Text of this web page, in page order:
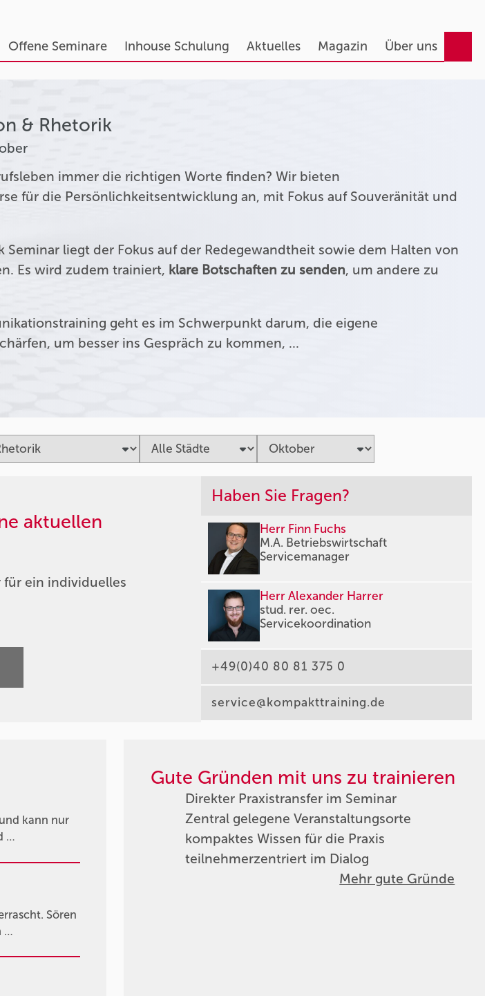
Offene Seminare Inhouse Schulung Aktuelles Magazin Über uns
& Rhetorik
immer die richtigen Worte finden? Wir bieten
für die Persönlichkeitsentwicklung an, mit Fokus auf Souveränität und
Seminar liegt der Fokus auf der Redegewandtheit sowie dem Halten von
Es wird zudem trainiert, klare Botschaften zu senden, um andere zu
geht es im Schwerpunkt darum, die eigene
um besser ins Gespräch zu kommen, …
aktuellen
für ein individuelles
Haben Sie Fragen?
Herr Finn Fuchs
M.A. Betriebswirtschaft
Servicemanager
Herr Alexander Harrer
stud. rer. oec.
Servicekoordination
+49(0)40 80 81 375 0
service@kompakttraining.de
kann nur
…
Sören
…
Gute Gründen mit uns zu trainieren
Direkter Praxistransfer im Seminar
Zentral gelegene Veranstaltungsorte
kompaktes Wissen für die Praxis
teilnehmerzentriert im Dialog
Mehr gute Gründe